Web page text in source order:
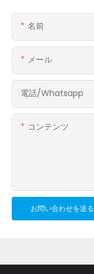
名前
メール
電話/whatsapp
コンテンツ
お問い合わせを送る